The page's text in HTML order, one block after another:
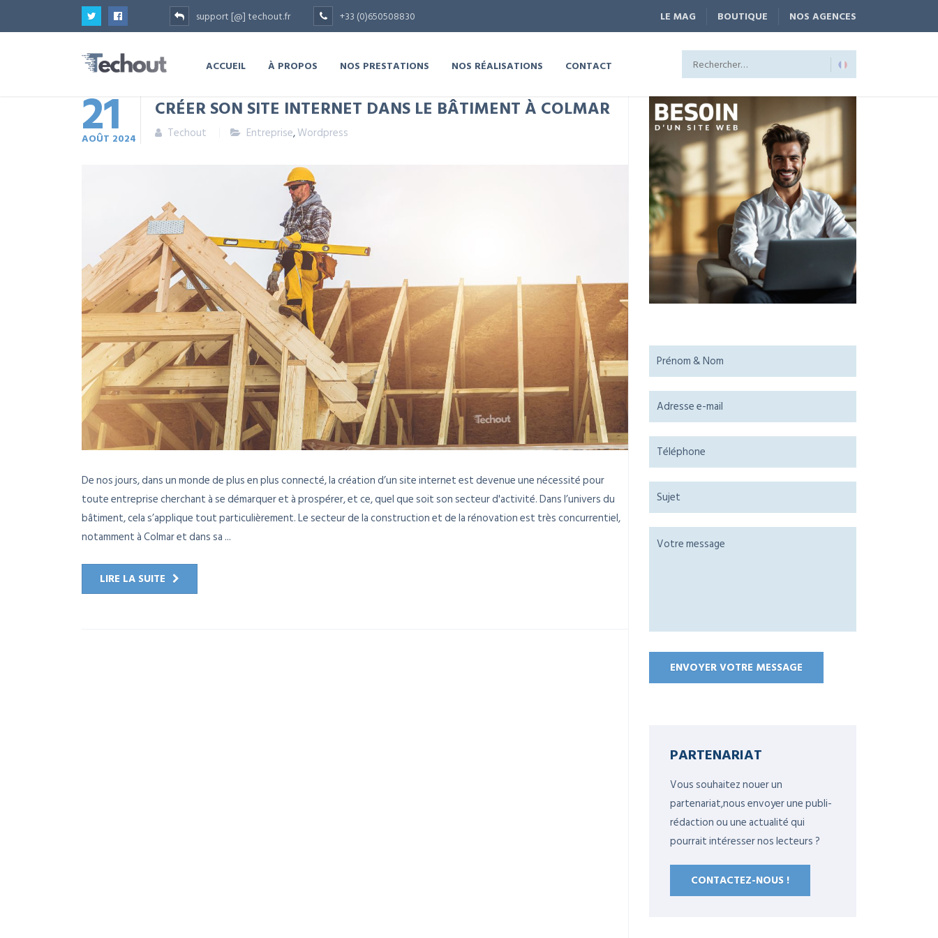
support [@] techout.fr +33 (0)650508830 LE MAG BOUTIQUE NOS AGENCES
ACCUEIL À PROPOS NOS PRESTATIONS NOS RÉALISATIONS CONTACT
21
AOÛT 2024
CRÉER SON SITE INTERNET DANS LE BÂTIMENT À COLMAR
Techout Entreprise,Wordpress
De nos jours, dans un monde de plus en plus connecté, la création d’un site internet est devenue une nécessité pour
toute entreprise cherchant à se démarquer et à prospérer, et ce, quel que soit son secteur d'activité. Dans l’univers du
bâtiment, cela s’applique tout particulièrement. Le secteur de la construction et de la rénovation est très concurrentiel,
notamment à Colmar et dans sa ...
LIRE LA SUITE
PARTENARIAT
Vous souhaitez nouer un
partenariat,nous envoyer une publi-
rédaction ou une actualité qui
pourrait intéresser nos lecteurs ?
CONTACTEZ-NOUS !